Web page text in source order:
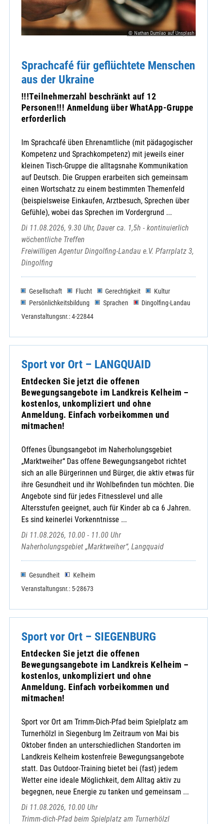
© Nathan Dumlao auf Unsplash
Sprachcafé für geflüchtete Menschen
aus der Ukraine
!!!Teilnehmerzahl beschränkt auf 12
Personen!!! Anmeldung über WhatApp-Gruppe
erforderlich
Im Sprachcafé üben Ehrenamtliche (mit pädagogischer
Kompetenz und Sprachkompetenz) mit jeweils einer
kleinen Tisch-Gruppe die alltagsnahe Kommunikation
auf Deutsch. Die Gruppen erarbeiten sich gemeinsam
einen Wortschatz zu einem bestimmten Themenfeld
(beispielsweise Einkaufen, Arztbesuch, Sprechen über
Gefühle), wobei das Sprechen im Vordergrund ...
Di 11.08.2026, 9.30 Uhr, Dauer ca. 1,5h - kontinuierlich
wöchentliche Treffen
Freiwilligen Agentur Dingolfing-Landau e.V. Pfarrplatz 3,
Dingolfing
Gesellschaft Flucht Gerechtigkeit
Kultur
Persönlichkeitsbildung
Sprachen
Dingolfing-Landau
Veranstaltungsnr.: 4-22844
Sport vor Ort – LANGQUAID
Entdecken Sie jetzt die offenen
Bewegungsangebote im Landkreis Kelheim –
kostenlos, unkompliziert und ohne
Anmeldung. Einfach vorbeikommen und
mitmachen!
Offenes Übungsangebot im Naherholungsgebiet
„Marktweiher“ Das offene Bewegungsangebot richtet
sich an alle Bürgerinnen und Bürger, die aktiv etwas für
ihre Gesundheit und ihr Wohlbefinden tun möchten. Die
Angebote sind für jedes Fitnesslevel und alle
Altersstufen geeignet, auch für Kinder ab ca 6 Jahren.
Es sind keinerlei Vorkenntnisse ...
Di 11.08.2026, 10.00 - 11.00 Uhr
Naherholungsgebiet „Marktweiher“, Langquaid
Gesundheit
Kelheim
Veranstaltungsnr.: 5-28673
Sport vor Ort – SIEGENBURG
Entdecken Sie jetzt die offenen
Bewegungsangebote im Landkreis Kelheim –
kostenlos, unkompliziert und ohne
Anmeldung. Einfach vorbeikommen und
mitmachen!
Sport vor Ort am Trimm-Dich-Pfad beim Spielplatz am
Turnerhölzl in Siegenburg Im Zeitraum von Mai bis
Oktober finden an unterschiedlichen Standorten im
Landkreis Kelheim kostenfreie Bewegungsangebote
statt. Das Outdoor-Training bietet bei (fast) jedem
Wetter eine ideale Möglichkeit, dem Alltag aktiv zu
begegnen, neue Energie zu tanken und gemeinsam ...
Di 11.08.2026, 10.00 Uhr
Trimm-dich-Pfad beim Spielplatz am Turnerhölzl